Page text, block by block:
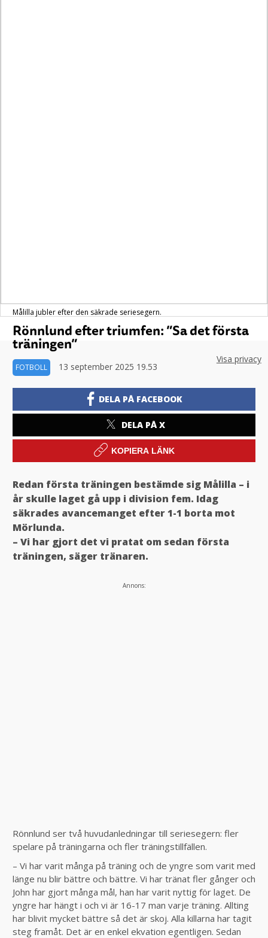
Målilla jubler efter den säkrade seriesegern.
Rönnlund efter triumfen: ”Sa det första
träningen”
FOTBOLL 13 september 2025 19.53
DELA PÅ FACEBOOK
DELA PÅ X
KOPIERA LÄNK
Redan första träningen bestämde sig Målilla – i
år skulle laget gå upp i division fem. Idag
säkrades avancemanget efter 1-1 borta mot
Mörlunda.
– Vi har gjort det vi pratat om sedan första
träningen, säger tränaren.
Annons:
Rönnlund ser två huvudanledningar till seriesegern: fler
spelare på träningarna och fler träningstillfällen.
– Vi har varit många på träning och de yngre som varit med
länge nu blir bättre och bättre. Vi har tränat fler gånger och
John har gjort många mål, han har varit nyttig för laget. De
yngre har hängt i och vi är 16-17 man varje träning. Allting
har blivit mycket bättre så det är skoj. Alla killarna har tagit
steg framåt. Det är en enkel ekvation egentligen. Sedan
Visa privacy